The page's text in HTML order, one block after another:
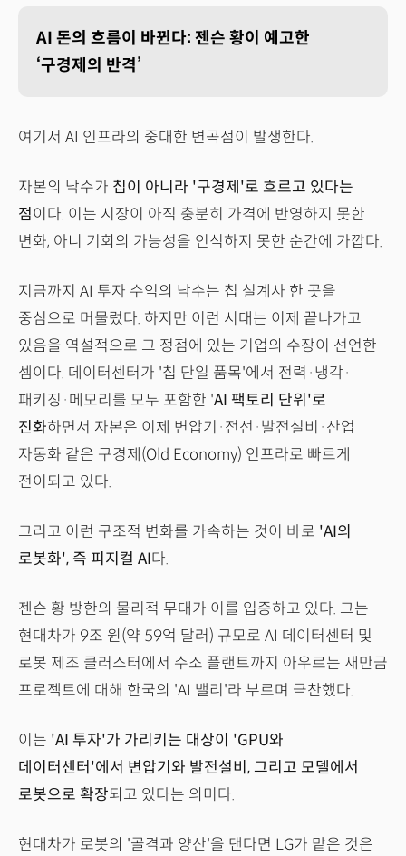
AI 돈의 흐름이 바뀐다: 젠슨 황이 예고한
‘구경제의 반격’
여기서 AI 인프라의 중대한 변곡점이 발생한다.
자본의 낙수가 칩이 아니라 '구경제'로 흐르고 있다는
점이다. 이는 시장이 아직 충분히 가격에 반영하지 못한
변화, 아니 기회의 가능성을 인식하지 못한 순간에 가깝다.
지금까지 AI 투자 수익의 낙수는 칩 설계사 한 곳을
중심으로 머물렀다. 하지만 이런 시대는 이제 끝나가고
있음을 역설적으로 그 정점에 있는 기업의 수장이 선언한
셈이다. 데이터센터가 '칩 단일 품목'에서 전력·냉각·
패키징·메모리를 모두 포함한 'AI 팩토리 단위'로
진화하면서 자본은 이제 변압기·전선·발전설비·산업
자동화 같은 구경제(Old Economy) 인프라로 빠르게
전이되고 있다.
그리고 이런 구조적 변화를 가속하는 것이 바로 'AI의
로봇화', 즉 피지컬 AI다.
젠슨 황 방한의 물리적 무대가 이를 입증하고 있다. 그는
현대차가 9조 원(약 59억 달러) 규모로 AI 데이터센터 및
로봇 제조 클러스터에서 수소 플랜트까지 아우르는 새만금
프로젝트에 대해 한국의 'AI 밸리'라 부르며 극찬했다.
이는 'AI 투자'가 가리키는 대상이 'GPU와
데이터센터'에서 변압기와 발전설비, 그리고 모델에서
로봇으로 확장되고 있다는 의미다.
현대차가 로봇의 '골격과 양산'을 댄다면 LG가 맡은 것은